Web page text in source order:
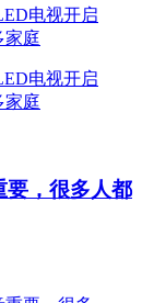
要，很多人都